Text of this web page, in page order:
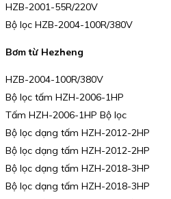
HZB-2001-55R/220V
Bộ lọc HZB-2004-100R/380V
Bơm từ Hezheng
HZB-2004-100R/380V
Bộ lọc tấm HZH-2006-1HP
Tấm HZH-2006-1HP Bộ lọc
Bộ lọc dạng tấm HZH-2012-2HP
Bộ lọc dạng tấm HZH-2012-2HP
Bộ lọc dạng tấm HZH-2018-3HP
Bộ lọc dạng tấm HZH-2018-3HP